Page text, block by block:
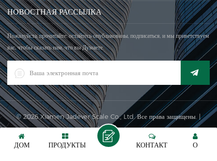
НОВОСТНАЯ РАССЫЛКА
Пожалуйста, прочитайте, остайтесь опубликованы, подписаться, и мы приветствуем
вас, чтобы сказать нам, что вы Думаете.
© 2026 Xiamen Jadever Scale Co., Ltd. Все права защищены. |
XML
|
Поддерживается сеть IPv6
ДОМ ПРОДУКТЫ О
КОНТАКТ